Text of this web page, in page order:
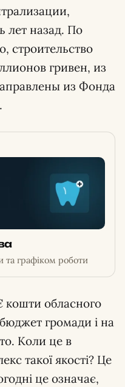
лет назад. По
строительство
гривен, из
из Фонда
та графіком роботи
кошти обласного
громади і на
Коли це в
такої якості? Це
це означає,